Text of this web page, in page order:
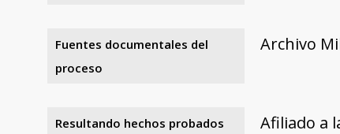
Fuentes documentales del
proceso
Archivo
Resultando hechos probados
Afiliado a